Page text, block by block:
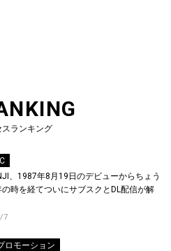
スランキング
、1987年8月19日のデビューからちょう
の時を経てついにサブスクとDL配信が解
7
ロモーション